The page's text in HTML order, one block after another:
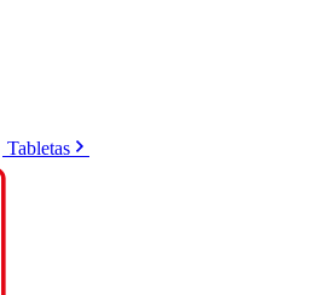
Tabletas